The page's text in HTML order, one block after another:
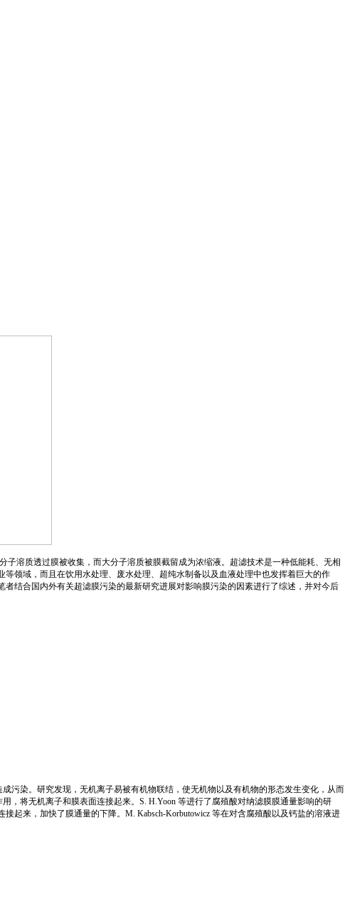
溶质透过膜被收集，而大分子溶质被膜截留成为浓缩液。超滤技术是一种低能耗、无相
领域，而且在饮用水处理、废水处理、超纯水制备以及血液处理中也发挥着巨大的作
结合国内外有关超滤膜污染的最新研究进展对影响膜污染的因素进行了综述，并对今后
污染。研究发现，无机离子易被有机物联结，使无机物以及有机物的形态发生变化，从而
，将无机离子和膜表面连接起来。S. H.Yoon 等进行了腐殖酸对纳滤膜膜通量影响的研
起来，加快了膜通量的下降。M. Kabsch-Korbutowicz 等在对含腐殖酸以及钙盐的溶液进